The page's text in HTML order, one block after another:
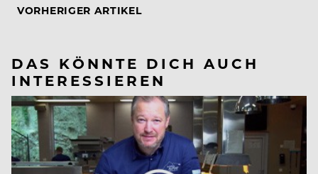
VORHERIGER ARTIKEL
DAS KÖNNTE DICH AUCH
INTERESSIEREN